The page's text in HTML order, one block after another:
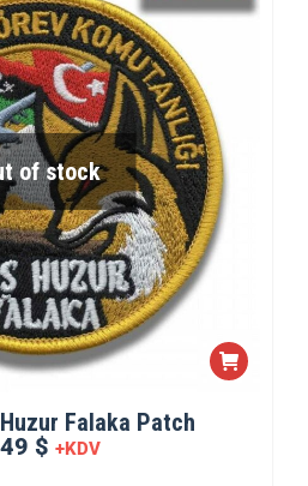
of stock
Falaka Patch
$ +KDV